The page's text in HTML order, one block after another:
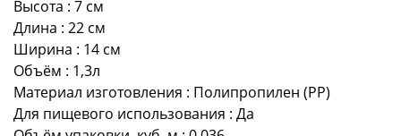
Высота : 7 см
Длина : 22 см
Ширина : 14 см
Объём : 1,3л
Материал изготовления : Полипропилен (PP)
Для пищевого использования : Да